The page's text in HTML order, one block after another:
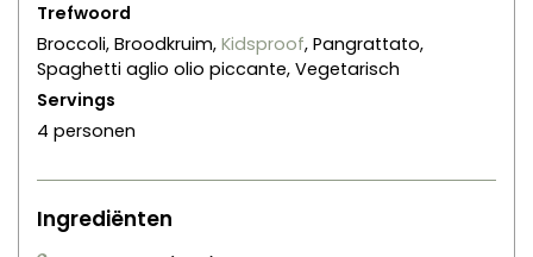
Trefwoord
Broccoli, Broodkruim, Kidsproof, Pangrattato,
Spaghetti aglio olio piccante, Vegetarisch
Servings
4 personen
Ingrediënten